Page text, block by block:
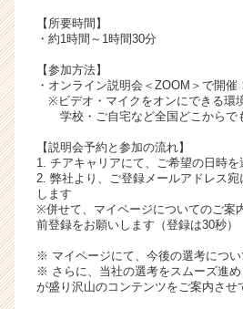
ス
ト
が
く
就
活
サ
イ
チ
ア
【所要時間】
・約1時間～1時間30分
【参加方法】
・オンライン説明会＜ZOOM＞で開催
※ビデオ・マイクをオンにできる環
学校・ご自宅など全国どこからで
【説明会予約と参加の流れ】
1. チアキャリアにて、ご希望の日時を
2. 弊社より、ご登録メールアドレス
します
※併せて、マイページについてのご案
前登録をお願いします（登録は30秒）
※ マイページにて、今後の選考につ
※ さらに、当社の選考をスムーズ進
が盛り沢山のコンテンツをご案内させ